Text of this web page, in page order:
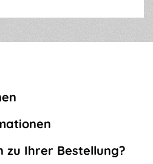
zu Ihrer Bestellung?